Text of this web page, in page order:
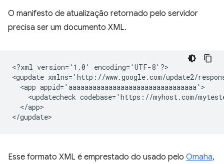
O manifesto de atualização retornado pelo servidor
precisa ser um documento XML.
<?xml version='1.0'
encoding='UTF-8'?>
<gupdate xmlns='http://www.google.com/update2/
<app
<updatecheck codebase='https://myhost.com/
</app>
Esse formato XML é emprestado do usado pelo Omaha,